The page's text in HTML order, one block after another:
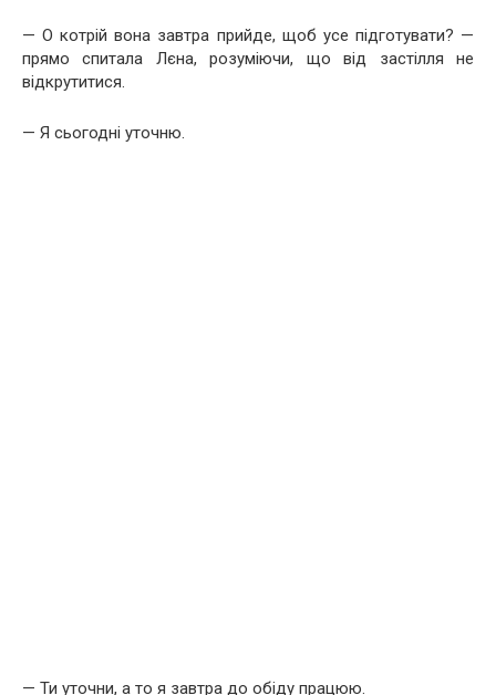
— О котрій вона завтра прийде, щоб усе підготувати? —
прямо спитала Лєна, розуміючи, що від застілля не
відкрутитися.
— Я сьогодні уточню.
— Ти уточни, а то я завтра до обіду працюю.